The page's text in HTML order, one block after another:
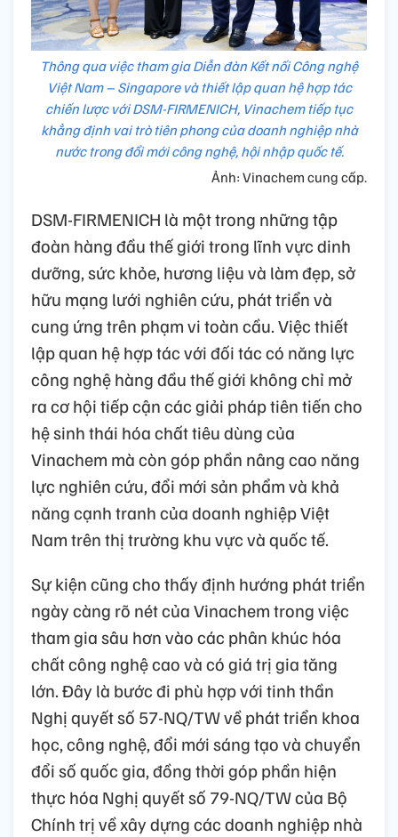
Thông qua việc tham gia Diễn đàn Kết nối Công nghệ
Việt Nam – Singapore và thiết lập quan hệ hợp tác
chiến lược với DSM-FIRMENICH, Vinachem tiếp tục
khẳng định vai trò tiên phong của doanh nghiệp nhà
nước trong đổi mới công nghệ, hội nhập quốc tế.
Ảnh: Vinachem cung cấp.
DSM-FIRMENICH là một trong những tập
đoàn hàng đầu thế giới trong lĩnh vực dinh
dưỡng, sức khỏe, hương liệu và làm đẹp, sở
hữu mạng lưới nghiên cứu, phát triển và
cung ứng trên phạm vi toàn cầu. Việc thiết
lập quan hệ hợp tác với đối tác có năng lực
công nghệ hàng đầu thế giới không chỉ mở
ra cơ hội tiếp cận các giải pháp tiên tiến cho
hệ sinh thái hóa chất tiêu dùng của
Vinachem mà còn góp phần nâng cao năng
lực nghiên cứu, đổi mới sản phẩm và khả
năng cạnh tranh của doanh nghiệp Việt
Nam trên thị trường khu vực và quốc tế.
Sự kiện cũng cho thấy định hướng phát triển
ngày càng rõ nét của Vinachem trong việc
tham gia sâu hơn vào các phân khúc hóa
chất công nghệ cao và có giá trị gia tăng
lớn. Đây là bước đi phù hợp với tinh thần
Nghị quyết số 57-NQ/TW về phát triển khoa
học, công nghệ, đổi mới sáng tạo và chuyển
đổi số quốc gia, đồng thời góp phần hiện
thực hóa Nghị quyết số 79-NQ/TW của Bộ
Chính trị về xây dựng các doanh nghiệp nhà